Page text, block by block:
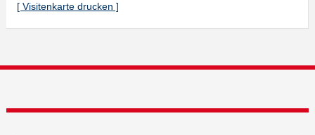
[ Visitenkarte drucken ]